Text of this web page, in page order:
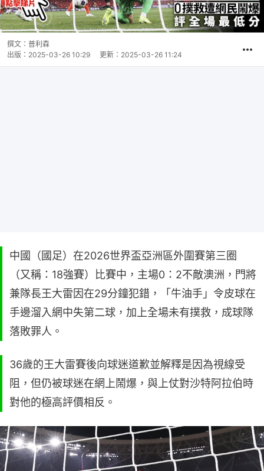
撰文： 普利森
出版： 2025-03-26 10:29 更新： 2025-03-26 11:24
中國（國足）在2026世界盃亞洲區外圍賽第三圈
（又稱：18強賽）比賽中，主場0：2不敵澳洲，門將
兼隊長王大雷因在29分鐘犯錯，「牛油手」令皮球在
手邊溜入網中失第二球，加上全場未有撲救，成球隊
落敗罪人。
36歲的王大雷賽後向球迷道歉並解釋是因為視線受
阻，但仍被球迷在網上鬧爆，與上仗對沙特阿拉伯時
對他的極高評價相反。